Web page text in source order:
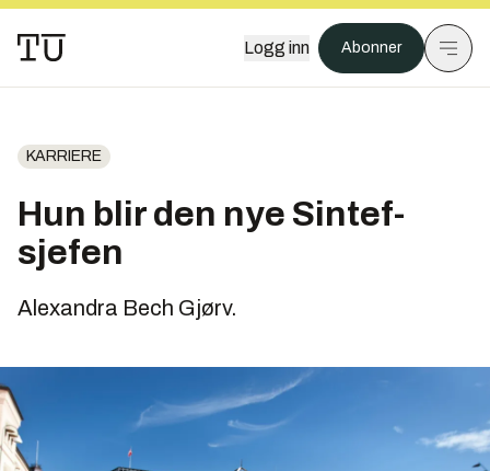
Logg inn Abonner
KARRIERE
Hun blir den nye Sintef-
sjefen
Alexandra Bech Gjørv.